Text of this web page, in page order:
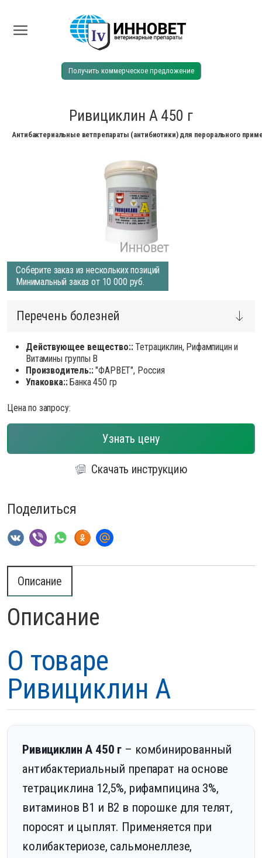
Получить коммерческое предложение
Ривициклин А 450 г
Антибактериальные ветпрепараты (антибиотики) для перорального
Соберите заказ из нескольких позиций
Минимальный заказ от 10 000 руб.
Перечень болезней
Действующее вещество::Тетрациклин, Рифампицин и
Витамины группы В
Производитель::"ФАРВЕТ", Россия
Упаковка::Банка 450 гр
Цена по запросу:
Узнать цену
Скачать инструкцию
Поделиться
Описание
Описание
О товаре
Ривициклин А
Ривициклин А 450 г – комбинированный
антибактериальный препарат на основе
тетрациклина 12,5%, рифампицина 3%,
витаминов B1 и B2 в порошке для телят,
поросят и цыплят. Применяется при
колибактериозе, сальмонеллезе,